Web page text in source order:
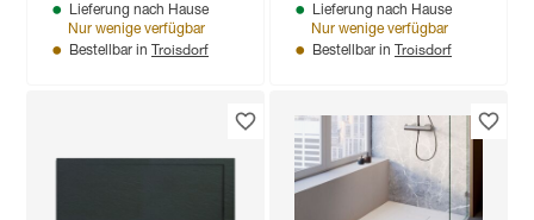
Lieferung nach Hause
Nur wenige verfügbar
Bestellbar in Troisdorf
Lieferung nach Hause
Nur wenige verfügbar
Bestellbar in Troisdorf